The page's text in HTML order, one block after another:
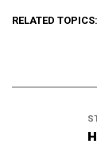
RELATED TOPICS: